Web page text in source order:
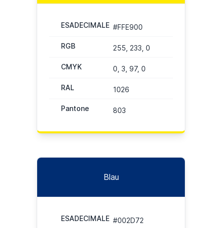
ESADECIMALE #FFE900
RGB 255, 233, 0
CMYK 0, 3, 97, 0
RAL 1026
Pantone 803
Blau
ESADECIMALE #002D72